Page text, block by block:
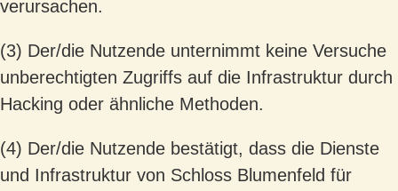
verursachen.
(3) Der/die Nutzende unternimmt keine Versuche
unberechtigten Zugriffs auf die Infrastruktur durch
Hacking oder ähnliche Methoden.
(4) Der/die Nutzende bestätigt, dass die Dienste
und Infrastruktur von Schloss Blumenfeld für